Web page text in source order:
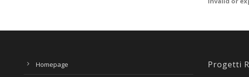
Homepage Progetti